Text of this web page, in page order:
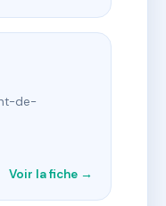
de-
Voir la fiche →